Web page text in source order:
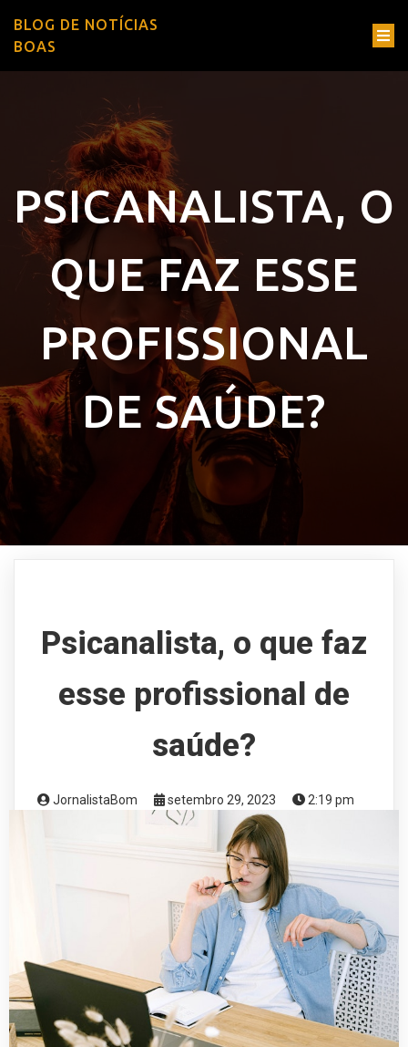
BLOG DE NOTÍCIAS
BOAS
PSICANALISTA, O
QUE FAZ ESSE
PROFISSIONAL
DE SAÚDE?
Psicanalista, o que faz
esse profissional de
saúde?
JornalistaBom setembro 29, 2023 2:19 pm